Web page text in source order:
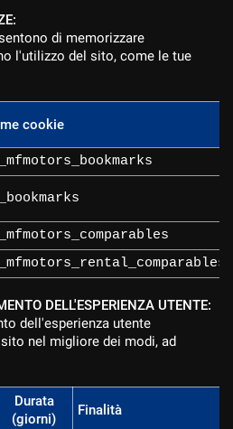
di memorizzare
l'utilizzo del sito, come le tue
cookie
DELL'ESPERIENZA UTENTE:
dell'esperienza utente
nel migliore dei modi, ad
Durata
(giorni)
Finalità